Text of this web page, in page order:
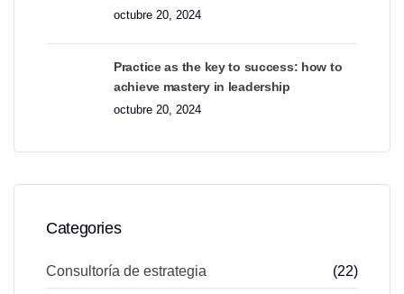
octubre 20, 2024
Practice as the key to success: how to
achieve mastery in leadership
octubre 20, 2024
Categories
Consultoría de estrategia (22)